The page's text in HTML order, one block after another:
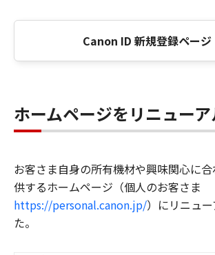
Canon ID 新規登録ページ
ホームページをリニュー
お客さま自身の所有機材や興味関心に
供するホームページ（個人のお客さま
https://personal.canon.jp/）にリニュ
た。